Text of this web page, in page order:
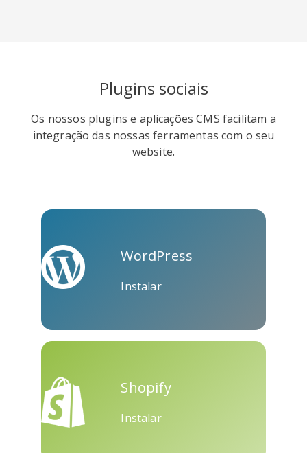
Plugins sociais
Os nossos plugins e aplicações CMS facilitam a
integração das nossas ferramentas com o seu
website.
WordPress
Instalar
Shopify
Instalar